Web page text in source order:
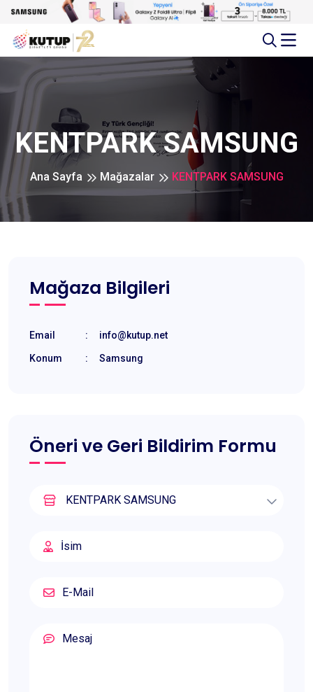
KENTPARK SAMSUNG
Ana Sayfa Mağazalar KENTPARK SAMSUNG
Mağaza Bilgileri
Email : info@kutup.net
Konum : Samsung
Öneri ve Geri Bildirim Formu